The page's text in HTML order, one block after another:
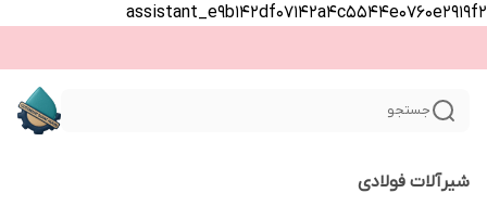
assistant_e9b142df07142a4c5544e0760e2919f2
جستجو
شیرآلات فولادی